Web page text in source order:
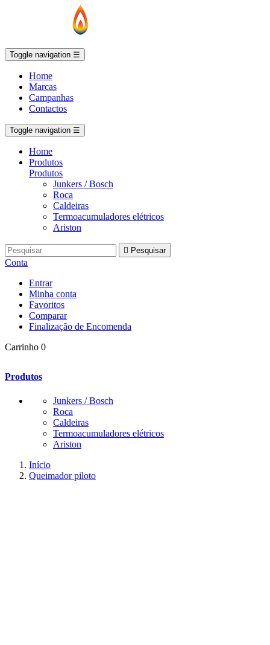
Toggle navigation ☰
Home
Marcas
Campanhas
Contactos
Toggle navigation ☰
Home
Produtos
Produtos
Junkers / Bosch
Roca
Caldeiras
Termoacumuladores elétricos
Ariston
 Pesquisar
Conta
Entrar
Minha conta
Favoritos
Comparar
Finalização de Encomenda
Carrinho 0
Produtos
Junkers / Bosch
Roca
Caldeiras
Termoacumuladores elétricos
Ariston
Início
Queimador piloto